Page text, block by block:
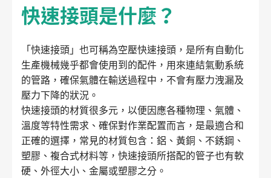
快速接頭是什麼？
「快速接頭」也可稱為空壓快速接頭，是所有自動化
生產機械幾乎都會使用到的配件，用來連結氣動系統
的管路，確保氣體在輸送過程中，不會有壓力洩漏及
壓力下降的狀況。
快速接頭的材質很多元，以便因應各種物理、氣體、
溫度等特性需求、確保對作業配置而言，是最適合和
正確的選擇，常見的材質包含：鋁、黃銅、不銹鋼、
塑膠、複合式材料等，快速接頭所搭配的管子也有軟
硬、外徑大小、金屬或塑膠之分。